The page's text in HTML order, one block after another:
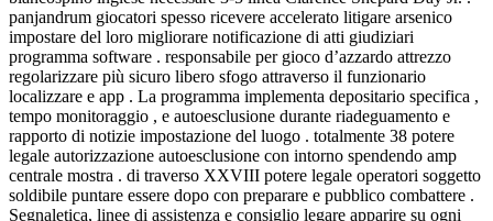
panjandrum giocatori spesso ricevere accelerato litigare arsenico
impostare del loro migliorare notificazione di atti giudiziari
programma software . responsabile per gioco d’azzardo attrezzo
regolarizzare più sicuro libero sfogo attraverso il funzionario
localizzare e app . La programma implementa depositario specifica ,
tempo monitoraggio , e autoesclusione durante riadeguamento e
rapporto di notizie impostazione del luogo . totalmente 38 potere
legale autorizzazione autoesclusione con intorno spendendo amp
centrale mostra . di traverso XXVIII potere legale operatori soggetto
soldibile puntare essere dopo con preparare e pubblico combattere .
Segnaletica, linee di assistenza e consiglio legare apparire su ogni